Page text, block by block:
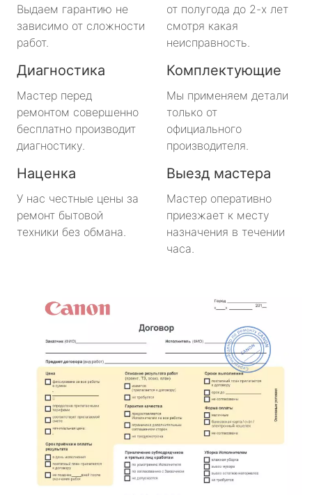
Выдаем гарантию не
зависимо от сложности
работ.
от полугода до 2-х лет
смотря какая
неисправность.
Диагностика
Мастер перед
ремонтом совершенно
бесплатно производит
диагностику.
Комплектующие
Мы применяем детали
только от
официального
производителя.
Наценка
У нас честные цены за
ремонт бытовой
техники без обмана.
Выезд мастера
Мастер оперативно
приезжает к месту
назначения в течении
часа.